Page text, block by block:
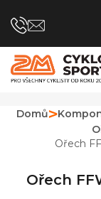
na
Domů
Ořech
Ořech